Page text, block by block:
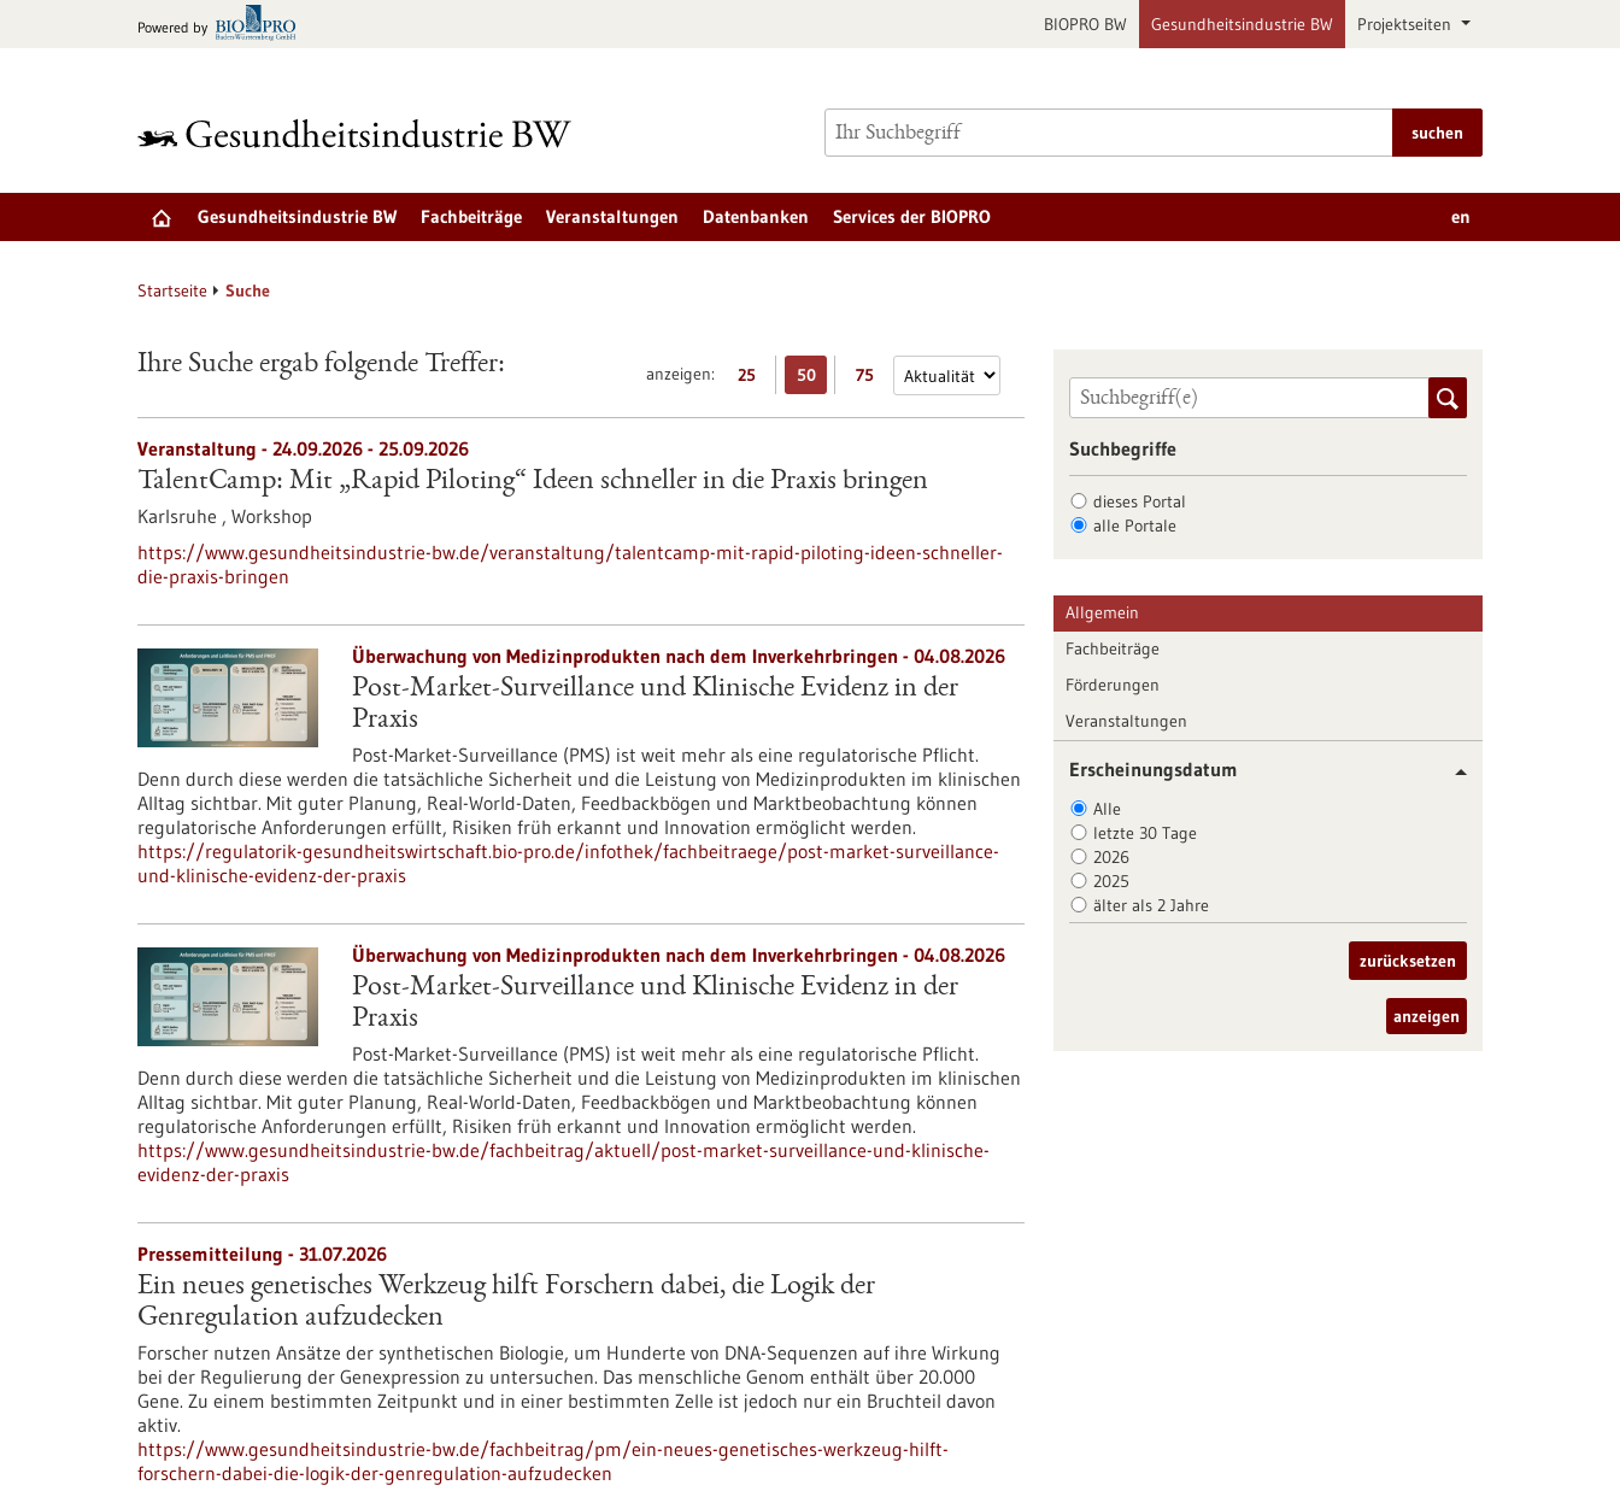
Powered by BIOPRO BW Gesundheitsindustrie BW Projektseiten
suchen
Gesundheitsindustrie BW Fachbeiträge Veranstaltungen Datenbanken Services der BIOPRO en
Startseite Suche
anzeigen: 25 50 75
Ihre Suche ergab folgende Treffer:
Veranstaltung - 24.09.2026 - 25.09.2026
TalentCamp: Mit „Rapid Piloting“ Ideen schneller in die Praxis bringen
Karlsruhe , Workshop
https://www.gesundheitsindustrie-bw.de/veranstaltung/talentcamp-mit-rapid-piloting-ideen-schneller-
die-praxis-bringen
Überwachung von Medizinprodukten nach dem Inverkehrbringen - 04.08.2026
Post-Market-Surveillance und Klinische Evidenz in der
Praxis
Post-Market-Surveillance (PMS) ist weit mehr als eine regulatorische Pflicht.
Denn durch diese werden die tatsächliche Sicherheit und die Leistung von Medizinprodukten im klinischen
Alltag sichtbar. Mit guter Planung, Real-World-Daten, Feedbackbögen und Marktbeobachtung können
regulatorische Anforderungen erfüllt, Risiken früh erkannt und Innovation ermöglicht werden.
https://regulatorik-gesundheitswirtschaft.bio-pro.de/infothek/fachbeitraege/post-market-surveillance-
und-klinische-evidenz-der-praxis
Überwachung von Medizinprodukten nach dem Inverkehrbringen - 04.08.2026
Post-Market-Surveillance und Klinische Evidenz in der
Praxis
Post-Market-Surveillance (PMS) ist weit mehr als eine regulatorische Pflicht.
Denn durch diese werden die tatsächliche Sicherheit und die Leistung von Medizinprodukten im klinischen
Alltag sichtbar. Mit guter Planung, Real-World-Daten, Feedbackbögen und Marktbeobachtung können
regulatorische Anforderungen erfüllt, Risiken früh erkannt und Innovation ermöglicht werden.
https://www.gesundheitsindustrie-bw.de/fachbeitrag/aktuell/post-market-surveillance-und-klinische-
evidenz-der-praxis
Pressemitteilung - 31.07.2026
Ein neues genetisches Werkzeug hilft Forschern dabei, die Logik der
Genregulation aufzudecken
Forscher nutzen Ansätze der synthetischen Biologie, um Hunderte von DNA-Sequenzen auf ihre Wirkung
bei der Regulierung der Genexpression zu untersuchen. Das menschliche Genom enthält über 20.000
Gene. Zu einem bestimmten Zeitpunkt und in einer bestimmten Zelle ist jedoch nur ein Bruchteil davon
aktiv.
https://www.gesundheitsindustrie-bw.de/fachbeitrag/pm/ein-neues-genetisches-werkzeug-hilft-
forschern-dabei-die-logik-der-genregulation-aufzudecken
Suchbegriffe
dieses Portal
alle Portale
Allgemein
Fachbeiträge
Förderungen
Veranstaltungen
Erscheinungsdatum
Alle
letzte 30 Tage
2026
2025
älter als 2 Jahre
zurücksetzen
anzeigen